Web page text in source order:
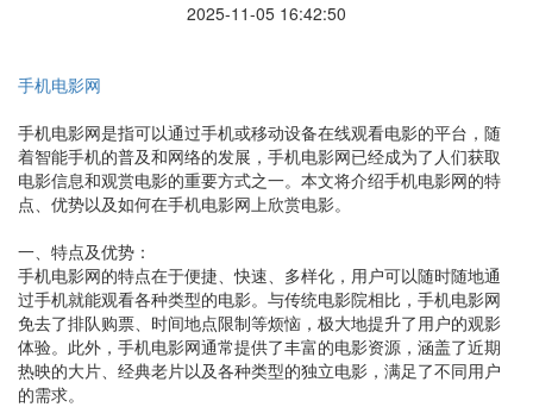
2025-11-05 16:42:50
手机电影网
手机电影网是指可以通过手机或移动设备在线观看电影的平台，随
着智能手机的普及和网络的发展，手机电影网已经成为了人们获取
电影信息和观赏电影的重要方式之一。本文将介绍手机电影网的特
点、优势以及如何在手机电影网上欣赏电影。
一、特点及优势：
手机电影网的特点在于便捷、快速、多样化，用户可以随时随地通
过手机就能观看各种类型的电影。与传统电影院相比，手机电影网
免去了排队购票、时间地点限制等烦恼，极大地提升了用户的观影
体验。此外，手机电影网通常提供了丰富的电影资源，涵盖了近期
热映的大片、经典老片以及各种类型的独立电影，满足了不同用户
的需求。